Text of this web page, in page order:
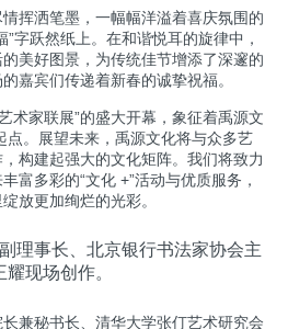
挥洒笔墨，一幅幅洋溢着喜庆氛围的
字跃然纸上。在和谐悦耳的旋律中，
美好图景，为传统佳节增添了深邃的
嘉宾们传递着新春的诚挚祝福。
术家联展”的盛大开幕，象征着禹源文
点。展望未来，禹源文化将与众多艺
构建起强大的文化矩阵。我们将致力
富多彩的“文化 +”活动与优质服务，
放更加绚烂的光彩。
理事长、北京银行书法家协会主
耀现场创作。
兼秘书长、清华大学张仃艺术研究会